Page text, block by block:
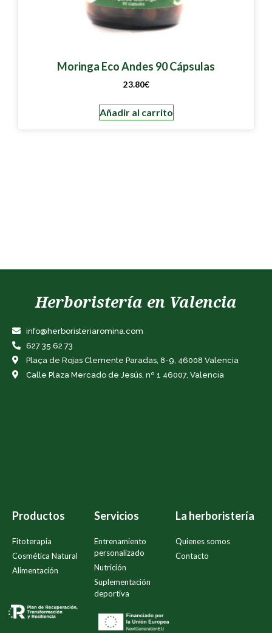
Moringa Eco Andes 90 Cápsulas
23.80€
Añadir al carrito
Herboristería en Valencia
info@herboristeriaromina.com
627 35 62 73
Plaça de Rojas Clemente Paradas, 8-9, 46008 Valencia
Calle Plaza Mercado de Jesús, nº 1 46007, Valencia
Productos
Fitoterapia
Cosmética Natural
Alimentación
Servicios
Entrenamiento
personalizado
Nutrición
Suplementación
deportiva
La herboristería
Quienes somos
Contacto